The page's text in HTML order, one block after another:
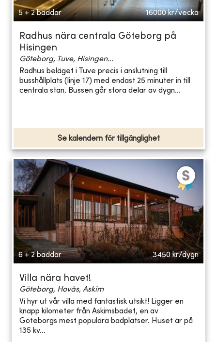
5 + 2 bäddar 16000 kr/vecka
Radhus nära centrala Göteborg på
Hisingen
Göteborg, Tuve, Hisingen...
Radhus beläget i Tuve precis i anslutning till
busshållplats (linje 17) med endast 25 minuter in till
centrala stan. Bussen går stora delar av dygn...
Se kalendern för tillgänglighet
6 + 2 bäddar 3450 kr/dygn
Villa nära havet!
Göteborg, Hovås, Askim
Vi hyr ut vår villa med fantastisk utsikt! Ligger en
knapp kilometer från Askimsbadet, en av
Göteborgs mest populära badplatser. Huset är på
135 kv...